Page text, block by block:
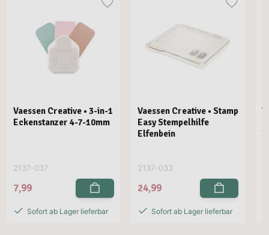
Vaessen Creative • 3-in-1
Eckenstanzer 4-7-10mm
2137-037
7,99
Sofort ab Lager lieferbar
Vaessen Creative • Stamp
Easy Stempelhilfe
Elfenbein
2137-033
24,99
Sofort ab Lager lieferbar